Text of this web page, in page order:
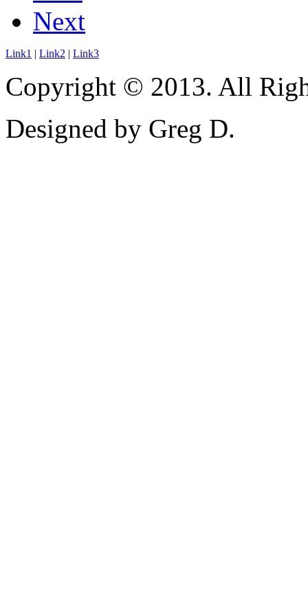
Next
Link1 | Link2 | Link3
Copyright © 2013. All
Designed by Greg D.